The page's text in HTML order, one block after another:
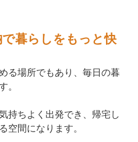
暮らしをもっと快
る場所でもあり、毎日の暮
。
持ちよく出発でき、帰宅し
空間になります。